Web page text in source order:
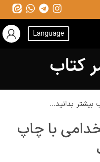
Language
کتاب
بدانید...
با چاپ